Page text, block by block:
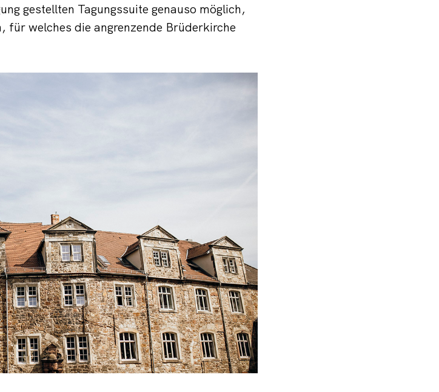
gestellten Tagungssuite genauso möglich,
für welches die angrenzende Brüderkirche